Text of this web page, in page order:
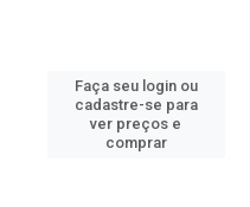
Faça seu login ou
cadastre-se para
ver preços e
comprar